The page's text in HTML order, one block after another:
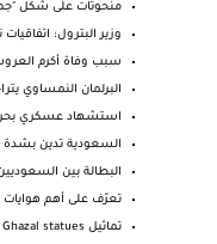
منحوتات على شكل
وزير البترول:
سبب وفاة أكرم
البرلمان النمساوي
استشهاد عسكري
السعودية تدين بشدة
البطالة بين
تعرّف على أهم هوايات
تماثيل Ain Ghazal statues عين غزال.. اللغز الذي حي...